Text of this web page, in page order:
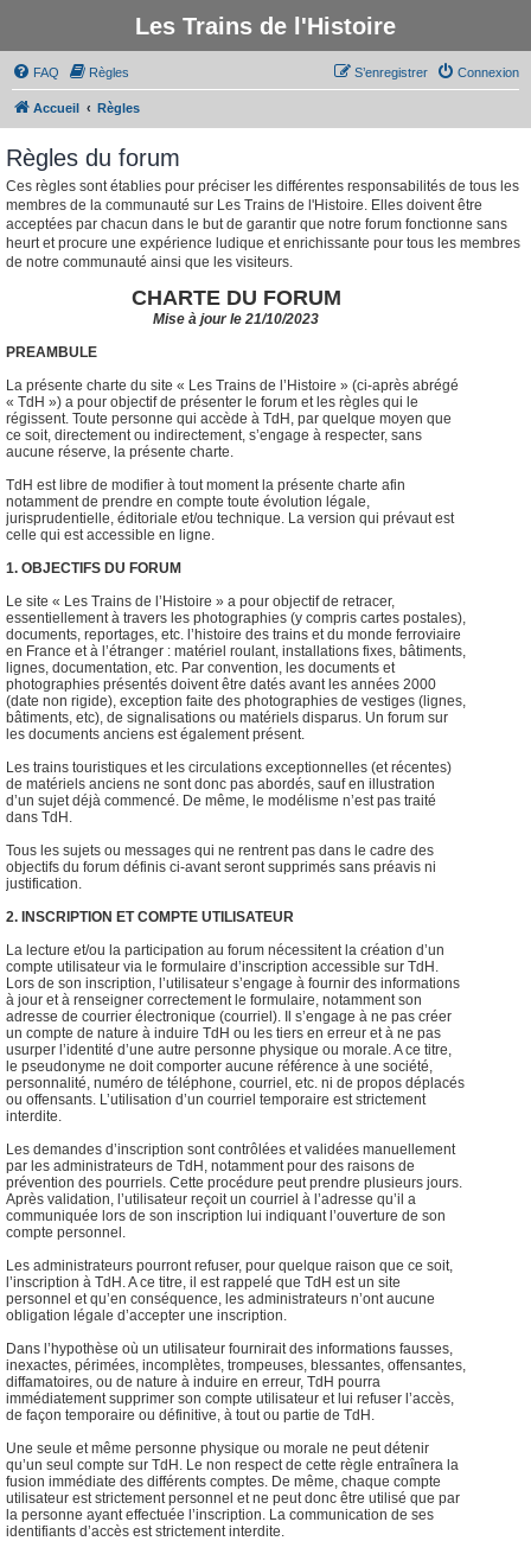
Les Trains de l'Histoire
FAQ Règles Connexion
S’enregistrer
Accueil Règles
Règles du forum
Ces règles sont établies pour préciser les différentes responsabilités de tous les
membres de la communauté sur Les Trains de l'Histoire. Elles doivent être
acceptées par chacun dans le but de garantir que notre forum fonctionne sans
heurt et procure une expérience ludique et enrichissante pour tous les membres
de notre communauté ainsi que les visiteurs.
CHARTE DU FORUM
Mise à jour le 21/10/2023
PREAMBULE
La présente charte du site « Les Trains de l’Histoire » (ci-après abrégé
« TdH ») a pour objectif de présenter le forum et les règles qui le
régissent. Toute personne qui accède à TdH, par quelque moyen que
ce soit, directement ou indirectement, s’engage à respecter, sans
aucune réserve, la présente charte.
TdH est libre de modifier à tout moment la présente charte afin
notamment de prendre en compte toute évolution légale,
jurisprudentielle, éditoriale et/ou technique. La version qui prévaut est
celle qui est accessible en ligne.
1. OBJECTIFS DU FORUM
Le site « Les Trains de l’Histoire » a pour objectif de retracer,
essentiellement à travers les photographies (y compris cartes postales),
documents, reportages, etc. l’histoire des trains et du monde ferroviaire
en France et à l’étranger : matériel roulant, installations fixes, bâtiments,
lignes, documentation, etc. Par convention, les documents et
photographies présentés doivent être datés avant les années 2000
(date non rigide), exception faite des photographies de vestiges (lignes,
bâtiments, etc), de signalisations ou matériels disparus. Un forum sur
les documents anciens est également présent.
Les trains touristiques et les circulations exceptionnelles (et récentes)
de matériels anciens ne sont donc pas abordés, sauf en illustration
d’un sujet déjà commencé. De même, le modélisme n’est pas traité
dans TdH.
Tous les sujets ou messages qui ne rentrent pas dans le cadre des
objectifs du forum définis ci-avant seront supprimés sans préavis ni
justification.
2. INSCRIPTION ET COMPTE UTILISATEUR
La lecture et/ou la participation au forum nécessitent la création d’un
compte utilisateur via le formulaire d’inscription accessible sur TdH.
Lors de son inscription, l’utilisateur s’engage à fournir des informations
à jour et à renseigner correctement le formulaire, notamment son
adresse de courrier électronique (courriel). Il s’engage à ne pas créer
un compte de nature à induire TdH ou les tiers en erreur et à ne pas
usurper l’identité d’une autre personne physique ou morale. A ce titre,
le pseudonyme ne doit comporter aucune référence à une société,
personnalité, numéro de téléphone, courriel, etc. ni de propos déplacés
ou offensants. L’utilisation d’un courriel temporaire est strictement
interdite.
Les demandes d’inscription sont contrôlées et validées manuellement
par les administrateurs de TdH, notamment pour des raisons de
prévention des pourriels. Cette procédure peut prendre plusieurs jours.
Après validation, l’utilisateur reçoit un courriel à l’adresse qu’il a
communiquée lors de son inscription lui indiquant l’ouverture de son
compte personnel.
Les administrateurs pourront refuser, pour quelque raison que ce soit,
l’inscription à TdH. A ce titre, il est rappelé que TdH est un site
personnel et qu’en conséquence, les administrateurs n’ont aucune
obligation légale d’accepter une inscription.
Dans l’hypothèse où un utilisateur fournirait des informations fausses,
inexactes, périmées, incomplètes, trompeuses, blessantes, offensantes,
diffamatoires, ou de nature à induire en erreur, TdH pourra
immédiatement supprimer son compte utilisateur et lui refuser l’accès,
de façon temporaire ou définitive, à tout ou partie de TdH.
Une seule et même personne physique ou morale ne peut détenir
qu’un seul compte sur TdH. Le non respect de cette règle entraînera la
fusion immédiate des différents comptes. De même, chaque compte
utilisateur est strictement personnel et ne peut donc être utilisé que par
la personne ayant effectuée l’inscription. La communication de ses
identifiants d’accès est strictement interdite.